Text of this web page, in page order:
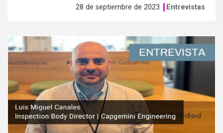
28 de septiembre de 2023 Entrevistas
Ver